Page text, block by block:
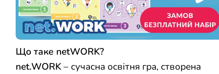
Що таке netWORK?
net.WORK– сучасна освітня гра, створена